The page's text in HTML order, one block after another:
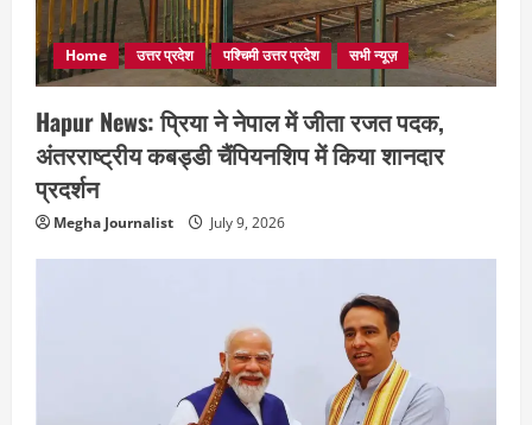
Home उत्तर प्रदेश पश्चिमी उत्तर प्रदेश सभी न्यूज़
Hapur News: प्रिया ने नेपाल में जीता रजत पदक,
अंतरराष्ट्रीय कबड्डी चैंपियनशिप में किया शानदार
प्रदर्शन
Megha Journalist July 9, 2026